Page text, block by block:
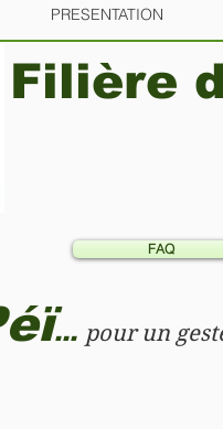
PRESENTATION
Filière
FAQ
... pour un